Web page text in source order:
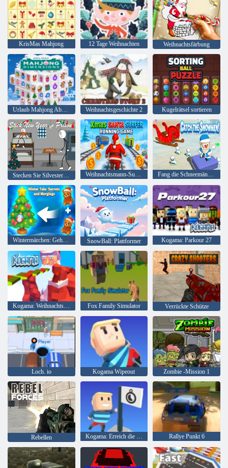
KrisMas Mahjong 12 Tage Weihnachten Weihnachtsfärbung
Urlaub Mahjong Abmessungen Weihnachtsgeschichte 2 Kugelrätsel sortieren
Weihnachtsmann-Surfer-Laufspiel Fang die Schneemänner!
Wintermärchen: Geheimnisse und Verschmelzungen SnowBall: Plattformer Kogama: Parkour 27
Kogama: Weihnachtsparkour Fox Family Simulator Verrückte Schütze
Loch. io Kogama Wipeout Zombie -Mission 1
Rebellen Kogama: Erreich die Flagge Rallye Punkt 6